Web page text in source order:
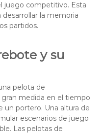
juego competitivo. Esta
la memoria
partidos.
y su
pelota de
medida en el tiempo
un portero. Una altura de
escenarios de juego
Las pelotas de